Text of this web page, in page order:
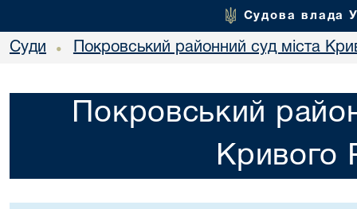
Судова влада
Суди • Покровський районний суд міста
Покровський
Кривого